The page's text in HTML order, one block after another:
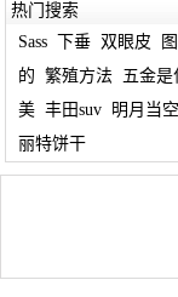
热门搜索
Sass
下垂 双眼皮
的 繁殖方法 五金是
美 丰田suv 明月当空
丽特饼干